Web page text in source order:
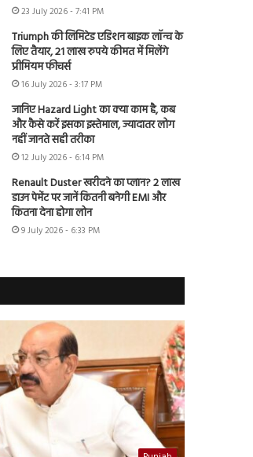
23 July 2026 - 7:41 PM
Triumph की लिमिटेड एडिशन बाइक लॉन्च के
लिए तैयार, 21 लाख रुपये कीमत में मिलेंगे
प्रीमियम फीचर्स
16 July 2026 - 3:17 PM
जानिए Hazard Light का क्या काम है, कब
और कैसे करें इसका इस्तेमाल, ज्यादातर लोग
नहीं जानते सही तरीका
12 July 2026 - 6:14 PM
Renault Duster खरीदने का प्लान? 2 लाख
डाउन पेमेंट पर जानें कितनी बनेगी EMI और
कितना देना होगा लोन
9 July 2026 - 6:33 PM